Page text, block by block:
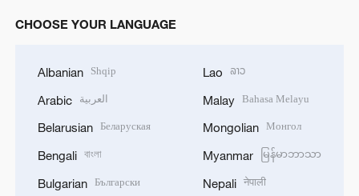
CHOOSE YOUR LANGUAGE
Albanian Shqip
Arabic العربية
Belarusian Беларуская
Bengali বাংলা
Bulgarian Български
Lao ລາວ
Malay Bahasa Melayu
Mongolian Монгол
Myanmar မြန်မာဘာသာ
Nepali नेपाली